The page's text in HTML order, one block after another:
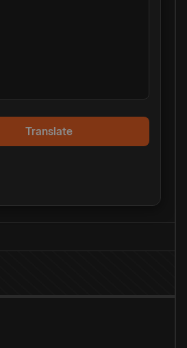
Translate